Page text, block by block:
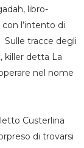
libro-
l’intento di
tracce degli
killer detta La
nel nome
Custerlina
di trovarsi